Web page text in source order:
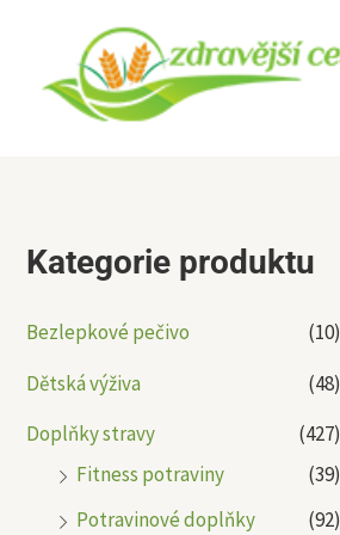
obsah
Kategorie produktu
Bezlepkové pečivo
(10)
Dětská výživa
(48)
Doplňky stravy
(427)
Fitness potraviny
(39)
Potravinové doplňky
(92)